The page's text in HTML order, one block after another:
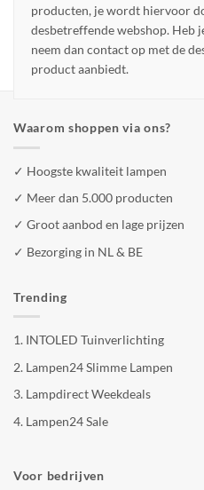
producten, je wordt hiervoor
desbetreffende webshop. Heb
neem dan contact op met de
product aanbiedt.
Waarom shoppen via ons?
✓ Hoogste kwaliteit lampen
✓ Meer dan 5.000 producten
✓ Groot aanbod en lage prijzen
✓ Bezorging in NL & BE
Trending
1. INTOLED Tuinverlichting
2. Lampen24 Slimme Lampen
3. Lampdirect Weekdeals
4. Lampen24 Sale
Voor bedrijven